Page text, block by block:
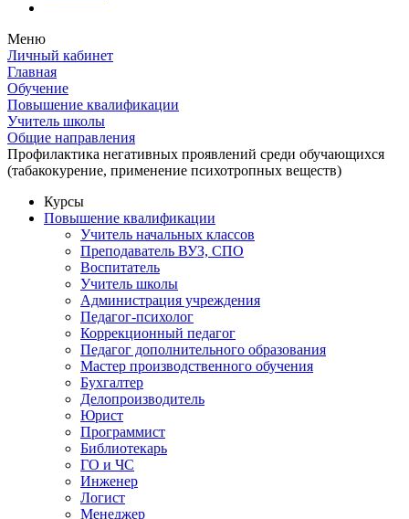
Меню
Личный кабинет
Главная
Обучение
Повышение квалификации
Учитель школы
Общие направления
Профилактика негативных проявлений среди обучающихся
(табакокурение, применение психотропных веществ)
Курсы
Повышение квалификации
Учитель начальных классов
Преподаватель ВУЗ, СПО
Воспитатель
Учитель школы
Администрация учреждения
Педагог-психолог
Коррекционный педагог
Педагог дополнительного образования
Мастер производственного обучения
Бухгалтер
Делопроизводитель
Юрист
Программист
Библиотекарь
ГО и ЧС
Инженер
Логист
Менеджер